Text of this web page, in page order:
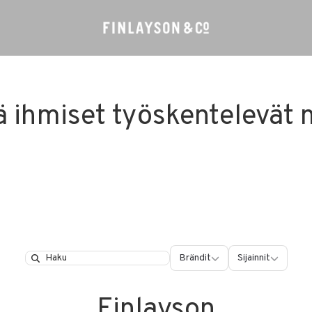
ihmiset työskentelevät
Search
Brändit
Brändit Sijainnit
Sijainnit